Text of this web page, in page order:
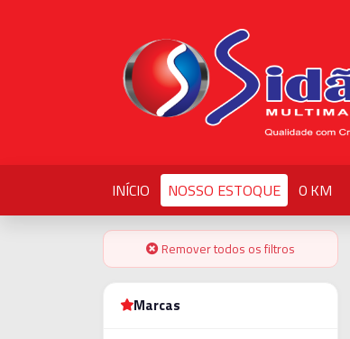
INÍCIO NOSSO ESTOQUE 0 KM
Remover todos os filtros
Marcas